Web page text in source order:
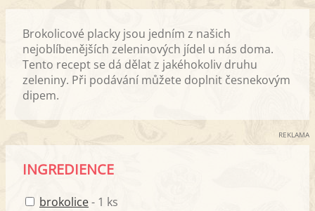
Brokolicové placky jsou jedním z našich
nejoblíbenějších zeleninových jídel u nás doma.
Tento recept se dá dělat z jakéhokoliv druhu
zeleniny. Při podávání můžete doplnit česnekovým
dipem.
REKLAMA
INGREDIENCE
brokolice- 1 ks